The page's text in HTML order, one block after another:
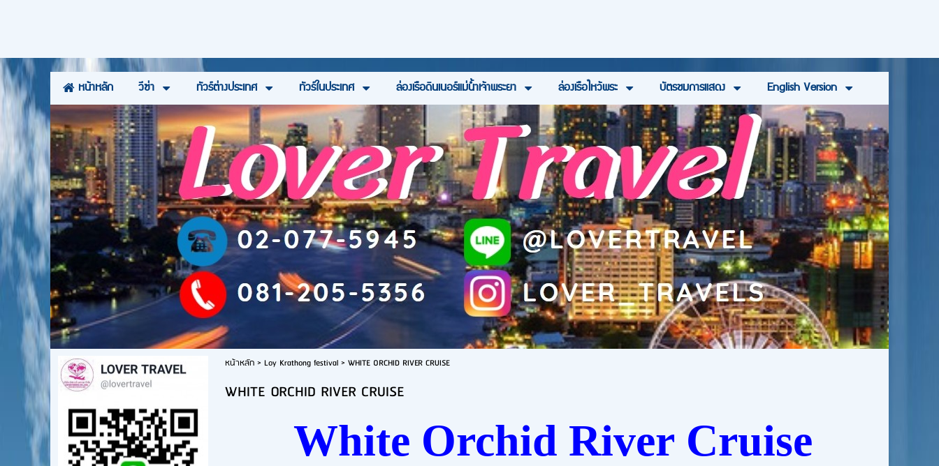
หน้าหลัก วีซ่า ทัวร์ต่างประเทศ ทัวร์ในประเทศ ล่องเรือดินเนอร์แม่น้ำเจ้าพระยา ล่องเรือไหว้พระ บัตรชมการแสดง English Version
หน้าหลัก> Loy Krathong festival> WHITE ORCHID RIVER CRUISE
WHITE ORCHID RIVER CRUISE
White Orchid River Cruise